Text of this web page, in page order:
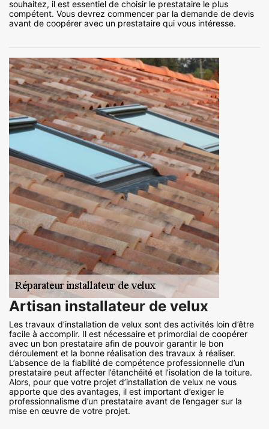
souhaitez, il est essentiel de choisir le prestataire le plus
compétent. Vous devrez commencer par la demande de devis
avant de coopérer avec un prestataire qui vous intéresse.
Artisan installateur de velux
Les travaux d’installation de velux sont des activités loin d’être
facile à accomplir. Il est nécessaire et primordial de coopérer
avec un bon prestataire afin de pouvoir garantir le bon
déroulement et la bonne réalisation des travaux à réaliser.
L’absence de la fiabilité de compétence professionnelle d’un
prestataire peut affecter l’étanchéité et l’isolation de la toiture.
Alors, pour que votre projet d’installation de velux ne vous
apporte que des avantages, il est important d’exiger le
professionnalisme d’un prestataire avant de l’engager sur la
mise en œuvre de votre projet.